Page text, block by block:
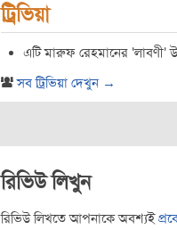
ট্রিভিয়া
এটি মারুফ রেহমানের 'লাবণী'
সব ট্রিভিয়া দেখুন →
রিভিউ লিখুন
রিভিউ লিখতে আপনাকে অবশ্যই